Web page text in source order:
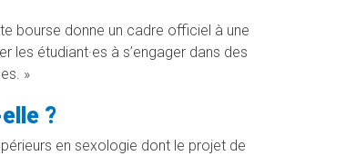
bourse donne un cadre officiel à une
les étudiant·es à s’engager dans des
»
?
en sexologie dont le projet de